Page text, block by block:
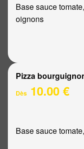
Base sauce
oignons
Pizza
Dès 10.00 €
Base sauce